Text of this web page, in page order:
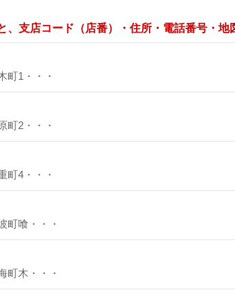
、支店コード（店番）・住所・電話番号・地
町1・・・
町2・・・
町4・・・
町喰・・・
町木・・・